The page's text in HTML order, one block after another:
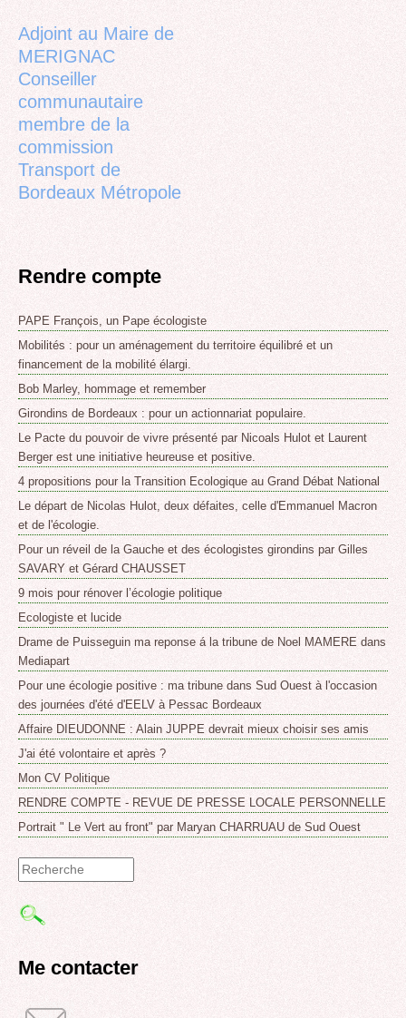
Adjoint au Maire de
MERIGNAC
Conseiller
communautaire
membre de la
commission
Transport de
Bordeaux Métropole
Rendre compte
PAPE François, un Pape écologiste
Mobilités : pour un aménagement du territoire équilibré et un
financement de la mobilité élargi.
Bob Marley, hommage et remember
Girondins de Bordeaux : pour un actionnariat populaire.
Le Pacte du pouvoir de vivre présenté par Nicoals Hulot et Laurent
Berger est une initiative heureuse et positive.
4 propositions pour la Transition Ecologique au Grand Débat National
Le départ de Nicolas Hulot, deux défaites, celle d'Emmanuel Macron
et de l'écologie.
Pour un réveil de la Gauche et des écologistes girondins par Gilles
SAVARY et Gérard CHAUSSET
9 mois pour rénover l’écologie politique
Ecologiste et lucide
Drame de Puisseguin ma reponse á la tribune de Noel MAMERE dans
Mediapart
Pour une écologie positive : ma tribune dans Sud Ouest à l'occasion
des journées d'été d'EELV à Pessac Bordeaux
Affaire DIEUDONNE : Alain JUPPE devrait mieux choisir ses amis
J'ai été volontaire et après ?
Mon CV Politique
RENDRE COMPTE - REVUE DE PRESSE LOCALE PERSONNELLE
Portrait " Le Vert au front" par Maryan CHARRUAU de Sud Ouest
de
Me contacter